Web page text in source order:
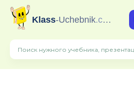
Klass-Uchebnik.com